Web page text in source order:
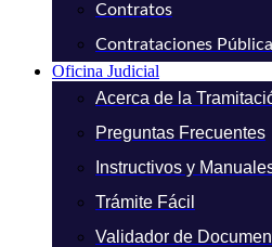
Contratos
Contrataciones
Oficina Judicial
Acerca de la
Preguntas Frecuentes
Instructivos y
Trámite Fácil
Validador de